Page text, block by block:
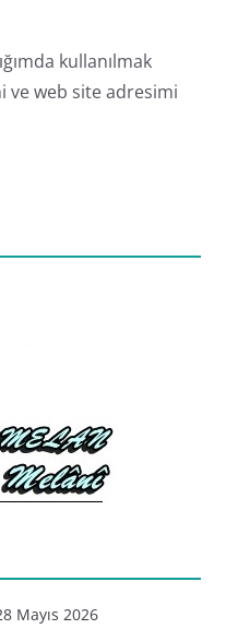
kullanılmak
ve web site adresimi
Mayıs 2026